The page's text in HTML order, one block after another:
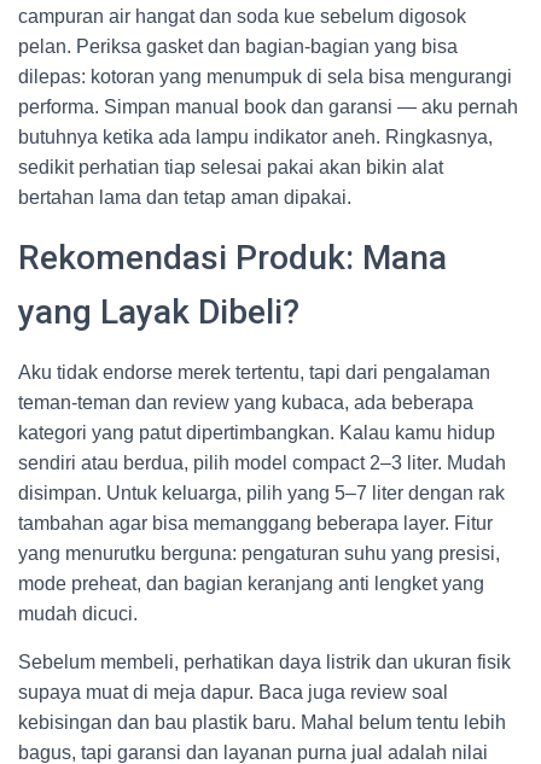
campuran air hangat dan soda kue sebelum digosok
pelan. Periksa gasket dan bagian-bagian yang bisa
dilepas: kotoran yang menumpuk di sela bisa mengurangi
performa. Simpan manual book dan garansi — aku pernah
butuhnya ketika ada lampu indikator aneh. Ringkasnya,
sedikit perhatian tiap selesai pakai akan bikin alat
bertahan lama dan tetap aman dipakai.
Rekomendasi Produk: Mana
yang Layak Dibeli?
Aku tidak endorse merek tertentu, tapi dari pengalaman
teman-teman dan review yang kubaca, ada beberapa
kategori yang patut dipertimbangkan. Kalau kamu hidup
sendiri atau berdua, pilih model compact 2–3 liter. Mudah
disimpan. Untuk keluarga, pilih yang 5–7 liter dengan rak
tambahan agar bisa memanggang beberapa layer. Fitur
yang menurutku berguna: pengaturan suhu yang presisi,
mode preheat, dan bagian keranjang anti lengket yang
mudah dicuci.
Sebelum membeli, perhatikan daya listrik dan ukuran fisik
supaya muat di meja dapur. Baca juga review soal
kebisingan dan bau plastik baru. Mahal belum tentu lebih
bagus, tapi garansi dan layanan purna jual adalah nilai